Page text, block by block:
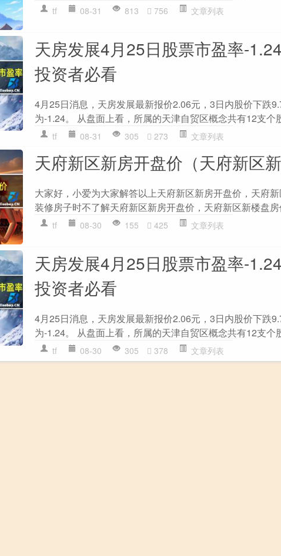
tf 08-31 813 756 文章列表
天房发展4月25日股票市盈率-
投资者必看
4月25日消息，天房发展最新报价2.06元，3日内股价下跌
为-1.24。 从盘面上看，所属的天津自贸区概念共有12支个
tf 08-31 305 273 文章列表
天府新区新房开盘价（天府新区
大家好，小爱为大家解答以上天府新区新房开盘价，天府
装修房子时不了解天府新区新房开盘价，天府新区新楼盘
tf 08-30 155 425 文章列表
天房发展4月25日股票市盈率-
投资者必看
4月25日消息，天房发展最新报价2.06元，3日内股价下跌
为-1.24。 从盘面上看，所属的天津自贸区概念共有12支个
tf 08-30 305 378 文章列表